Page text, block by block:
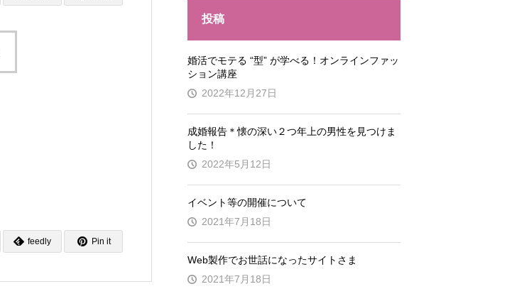
feedly Pin it
投稿
婚活でモテる “型” が学べる！オンラインファッ
ション講座
2022年12月27日
成婚報告＊懐の深い２つ年上の男性を見つけま
した！
2022年5月12日
イベント等の開催について
2021年7月18日
Web製作でお世話になったサイトさま
2021年7月18日